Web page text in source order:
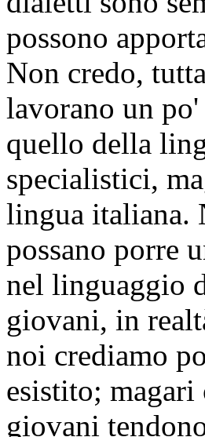
possono
Non credo,
lavorano un
quello della
specialistici,
lingua italiana.
possano porre
nel linguaggio
giovani, in
noi crediamo
esistito; magari
giovani